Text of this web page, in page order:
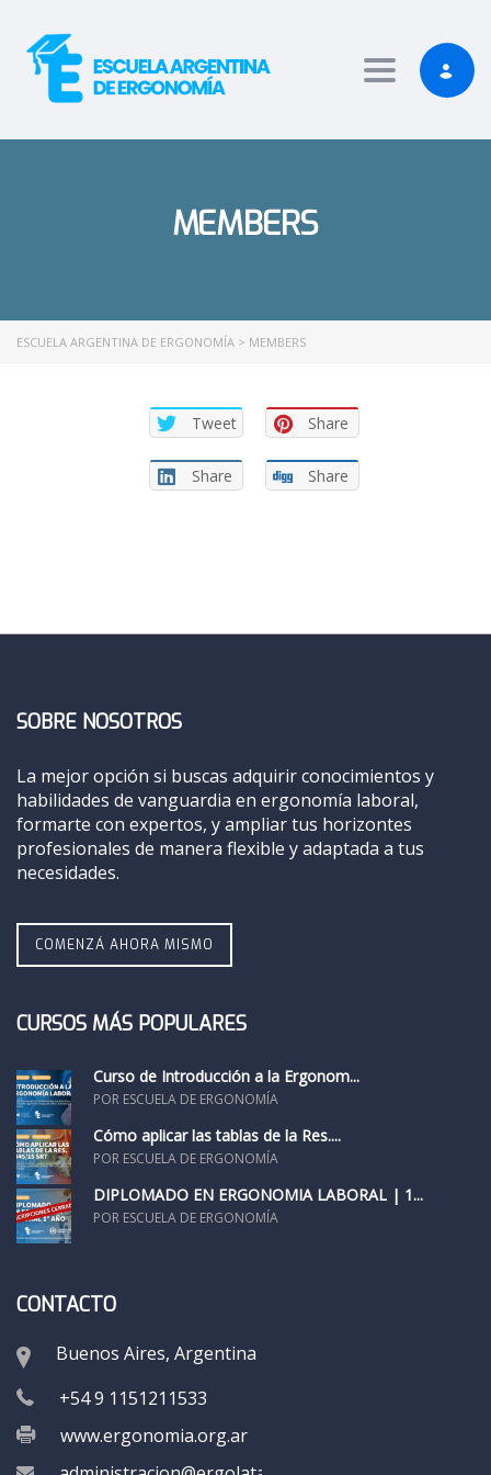
Toggle
MEMBERS
ESCUELA ARGENTINA DE ERGONOMÍA > MEMBERS
Tweet Share
Share Share
SOBRE NOSOTROS
La mejor opción si buscas adquirir conocimientos y
habilidades de vanguardia en ergonomía laboral,
formarte con expertos, y ampliar tus horizontes
profesionales de manera flexible y adaptada a tus
necesidades.
COMENZÁ AHORA MISMO
CURSOS MÁS POPULARES
Curso de Introducción a la Ergonom...
POR ESCUELA DE ERGONOMÍA
Cómo aplicar las tablas de la Res....
POR ESCUELA DE ERGONOMÍA
DIPLOMADO EN ERGONOMÍA LABORAL | 1...
POR ESCUELA DE ERGONOMÍA
CONTACTO
Buenos Aires, Argentina
+54 9 1151211533
www.ergonomia.org.ar